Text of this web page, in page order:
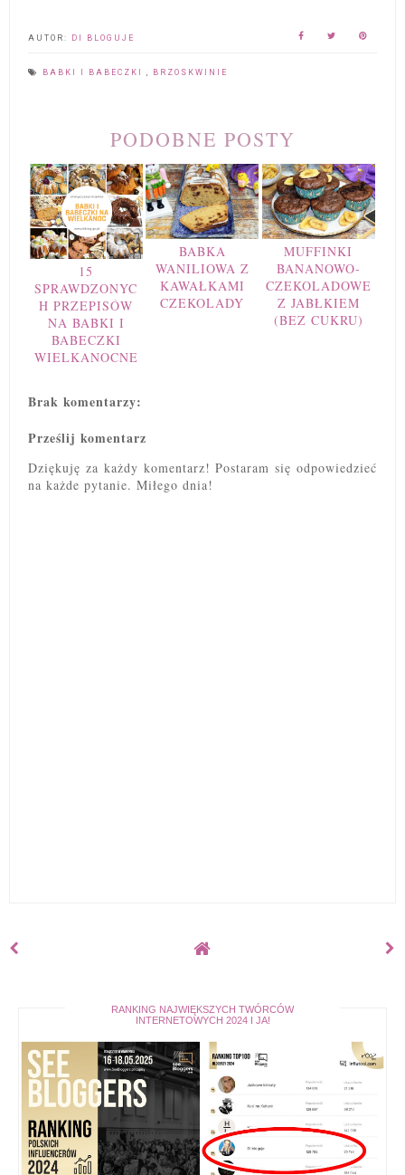
AUTOR: DI BLOGUJE
BABKI I BABECZKI , BRZOSKWINIE
PODOBNE POSTY
15
SPRAWDZONYC
H PRZEPISÓW
NA BABKI I
BABECZKI
WIELKANOCNE
BABKA
WANILIOWA Z
KAWAŁKAMI
CZEKOLADY
MUFFINKI
BANANOWO-
CZEKOLADOWE
Z JABŁKIEM
(BEZ CUKRU)
Brak komentarzy:
Prześlij komentarz
Dziękuję za każdy komentarz! Postaram się odpowiedzieć
na każde pytanie. Miłego dnia!
RANKING NAJWIĘKSZYCH TWÓRCÓW
INTERNETOWYCH 2024 I JA!